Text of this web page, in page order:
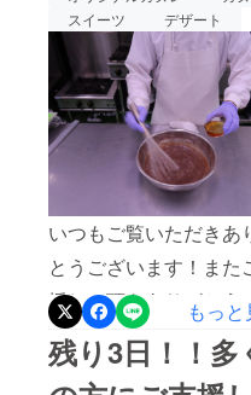
い気持ちでいっぱいで
既にご支援いただいた
のリターンの準備も着
進んでおりますので、
しみにお待ち下さい！ まだ
ご支援されていない方
支援もまだまだお待ち
おります！ また、今後
品スイーツをお届けさ
いただきますので、 お
みにお待ちください！
スイーツ
デザート
いつもご覧いただきあ
とうございます！また
援して頂きありがとう
います。この「ショコ
カヌレ」のカヌレ生地
もっと
残り3日！！多